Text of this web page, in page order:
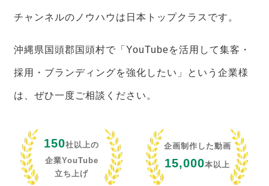
チャンネルのノウハウは日本トップクラスです。
沖縄県国頭郡国頭村で「YouTubeを活用して集客・
採用・ブランディングを強化したい」という企業様
は、ぜひ一度ご相談ください。
150社以上の
企業YouTube
立ち上げ
企画制作した動画
15,000本以上